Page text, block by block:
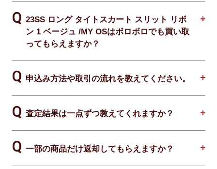
23SS ロング タイトスカート スリット リボ
ン 1 ベージュ /MY OSはボロボロでも買い取
ってもらえますか？
申込み方法や取引の流れを教えてください。
査定結果は一点ずつ教えてくれますか？
一部の商品だけ返却してもらえますか？